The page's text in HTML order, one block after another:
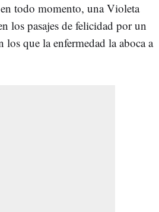
todo momento, una Violeta
los pasajes de felicidad por un
que la enfermedad la aboca a